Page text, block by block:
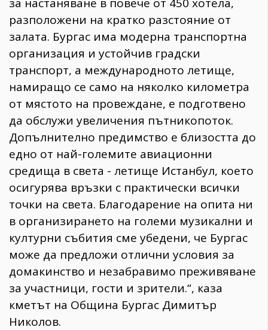
разположени на кратко разстояние от
залата. Бургас има модерна транспортна
организация и устойчив градски
транспорт, а международното летище,
намиращо се само на няколко километра
от мястото на провеждане, е подготвено
да обслужи увеличения пътникопоток.
Допълнително предимство е близостта до
едно от най-големите авиационни
средища в света - летище Истанбул, което
осигурява връзки с практически всички
точки на света. Благодарение на опита ни
в организирането на големи музикални и
културни събития сме убедени, че Бургас
може да предложи отлични условия за
домакинство и незабравимо преживяване
за участници, гости и зрители.“, каза
кметът на Община Бургас Димитър
Николов.